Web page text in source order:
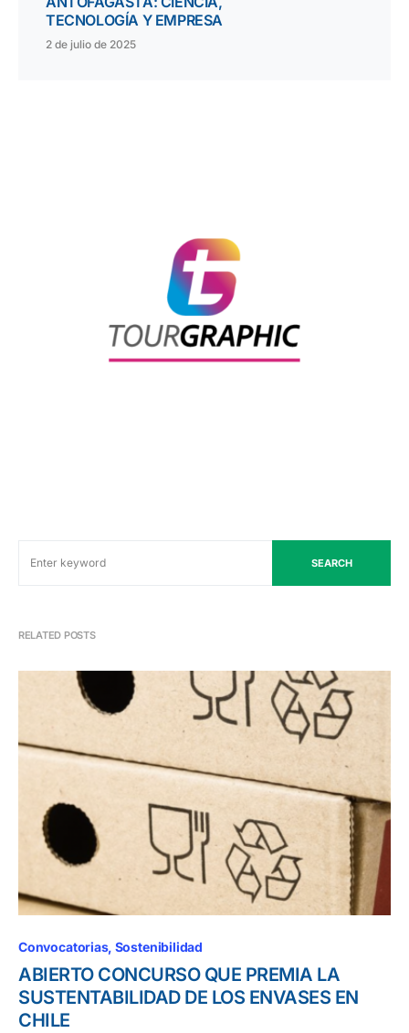
TECNOLOGÍA Y EMPRESA
2 de julio de 2025
SEARCH
RELATED POSTS
Convocatorias Sostenibilidad
ABIERTO CONCURSO QUE PREMIA LA
SUSTENTABILIDAD DE LOS ENVASES EN
CHILE